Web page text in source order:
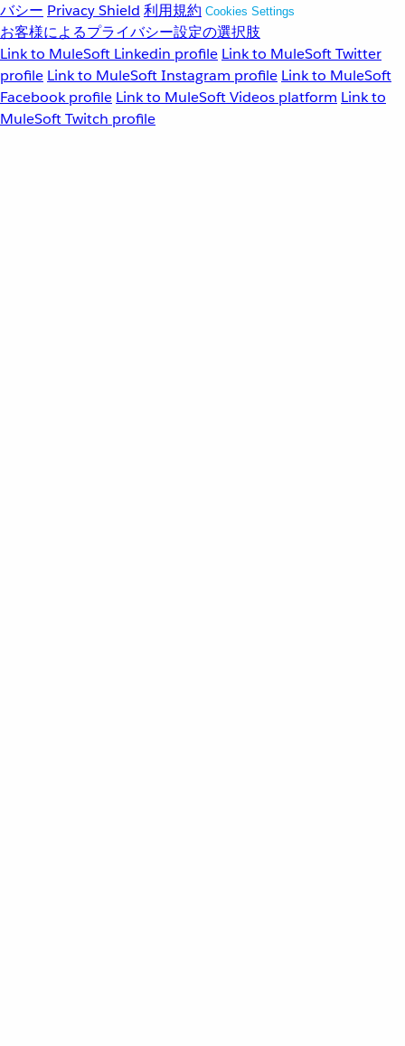
バシー Privacy Shield 利用規約 Cookies Settings
お客様によるプライバシー設定の選択肢
Link to MuleSoft Linkedin profile Link to MuleSoft Twitter
profile Link to MuleSoft Instagram profile Link to MuleSoft
Facebook profile Link to MuleSoft Videos platform Link to
MuleSoft Twitch profile